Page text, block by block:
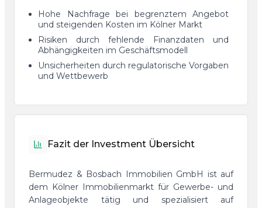
Hohe Nachfrage bei begrenztem Angebot
und steigenden Kosten im Kölner Markt
Risiken durch fehlende Finanzdaten und
Abhängigkeiten im Geschäftsmodell
Unsicherheiten durch regulatorische Vorgaben
und Wettbewerb
Fazit der Investment Übersicht
Bermudez & Bosbach Immobilien GmbH ist auf
dem Kölner Immobilienmarkt für Gewerbe- und
Anlageobjekte tätig und spezialisiert auf